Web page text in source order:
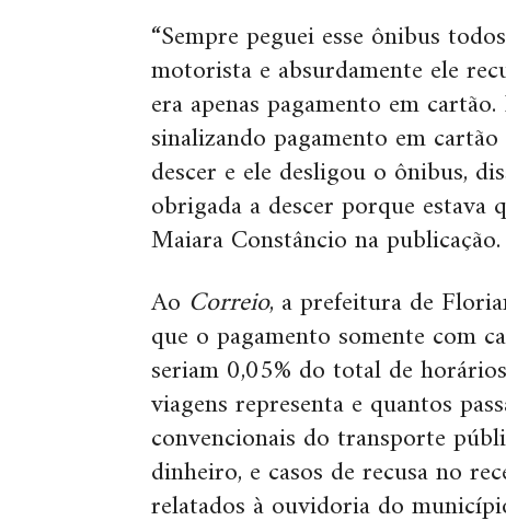
“Sempre peguei esse ônibus
motorista e absurdamente ele
era apenas pagamento em
sinalizando pagamento em
descer e ele desligou o ônibus,
obrigada a descer porque estava
Maiara Constâncio na publicação.
Ao Correio, a prefeitura de
que o pagamento somente com
seriam 0,05% do total de
viagens representa e quantos
convencionais do transporte
dinheiro, e casos de recusa no
relatados à ouvidoria do